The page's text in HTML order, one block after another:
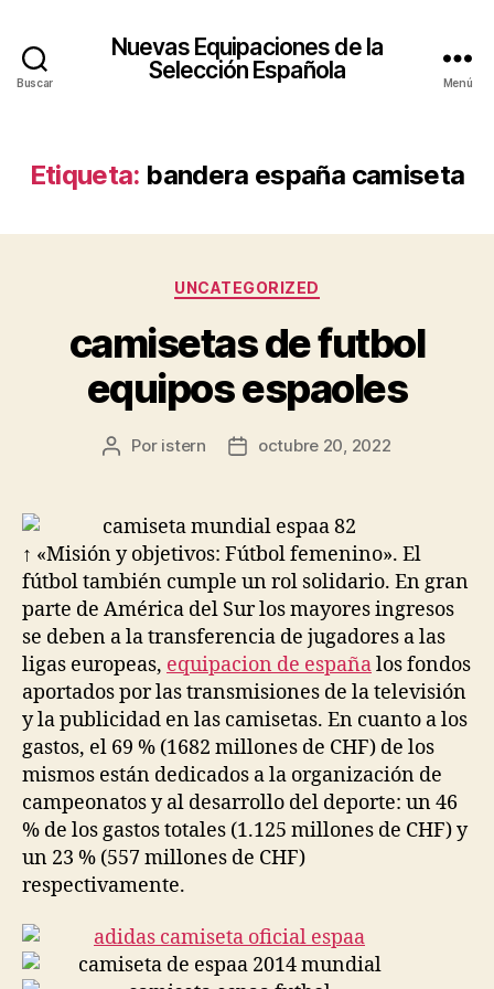
Buscar
Nuevas Equipaciones de la
Selección Española
Menú
Etiqueta: bandera españa camiseta
Categorías
UNCATEGORIZED
camisetas de futbol
equipos espaoles
Autor
entrada
Por istern
Fecha
entrada
octubre 20, 2022
↑ «Misión y objetivos: Fútbol femenino». El
fútbol también cumple un rol solidario. En gran
parte de América del Sur los mayores ingresos
se deben a la transferencia de jugadores a las
ligas europeas, equipacion de españalos fondos
aportados por las transmisiones de la televisión
y la publicidad en las camisetas. En cuanto a los
gastos, el 69 % (1682 millones de CHF) de los
mismos están dedicados a la organización de
campeonatos y al desarrollo del deporte: un 46
% de los gastos totales (1.125 millones de CHF) y
un 23 % (557 millones de CHF)
respectivamente.